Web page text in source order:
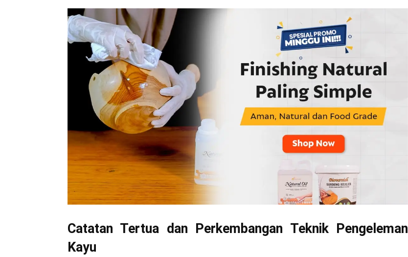
Tahan
Lama
Catatan Tertua dan Perkembangan Teknik Pengeleman
Kayu